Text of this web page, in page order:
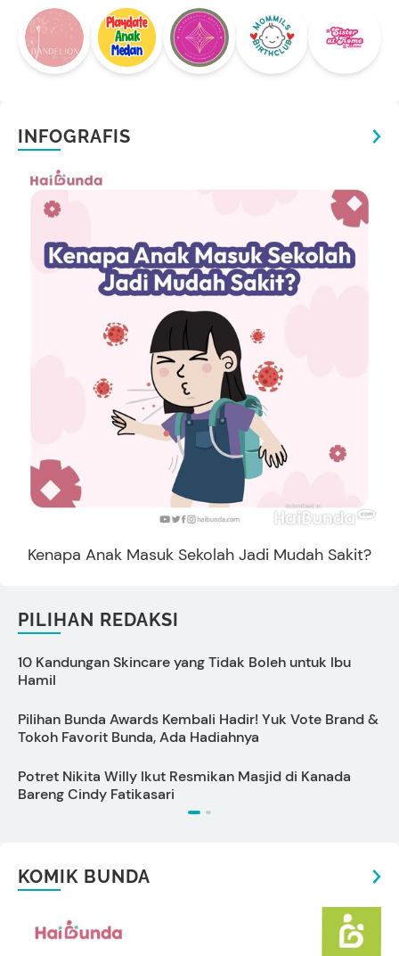
INFOGRAFIS
Kenapa Anak Masuk Sekolah Jadi Mudah Sakit?
PILIHAN REDAKSI
10 Kandungan Skincare yang Tidak Boleh untuk Ibu
Hamil
Pilihan Bunda Awards Kembali Hadir! Yuk Vote Brand &
Tokoh Favorit Bunda, Ada Hadiahnya
Potret Nikita Willy Ikut Resmikan Masjid di Kanada
Bareng Cindy Fatikasari
KOMIK BUNDA